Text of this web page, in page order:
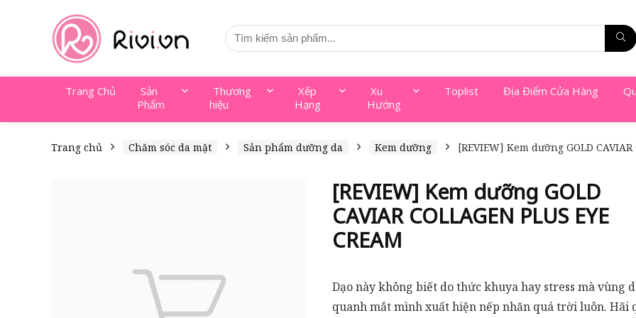
Trang Chủ
Sản
Phẩm
Thương
hiệu
Xếp
Hạng
Xu
Hướng
Toplist Địa Điểm Cửa Hàng
Trang chủ Chăm sóc da mặt Sản phẩm dưỡng da Kem dưỡng [REVIEW] Kem dưỡng GOLD CAVIAR
[REVIEW] Kem dưỡng GOLD
CAVIAR COLLAGEN PLUS EYE
CREAM
Dạo này không biết do thức khuya hay stress mà vùng
quanh mắt mình xuất hiện nếp nhăn quá trời luôn. Hãi